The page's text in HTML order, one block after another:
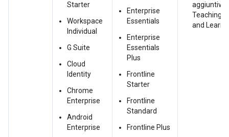
Starter
Workspace
Individual
G Suite
Cloud
Identity
Chrome
Enterprise
Android
Enterprise
Enterprise
Essentials
Enterprise
Essentials
Plus
Frontline
Starter
Frontline
Standard
Frontline Plus
aggiuntivo
Teaching
and